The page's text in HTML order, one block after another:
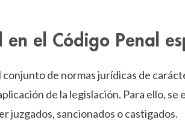
el Código Penal
de normas jurídicas de
de la legislación. Para ello, se
juzgados, sancionados o castigados.